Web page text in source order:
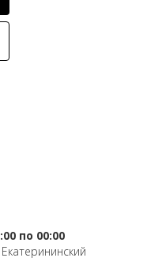
по 00:00